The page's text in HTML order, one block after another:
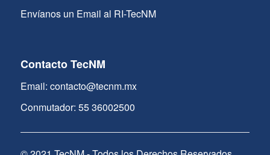
Envíanos un Email al RI-TecNM
Contacto TecNM
Email: contacto@tecnm.mx
Conmutador: 55 36002500